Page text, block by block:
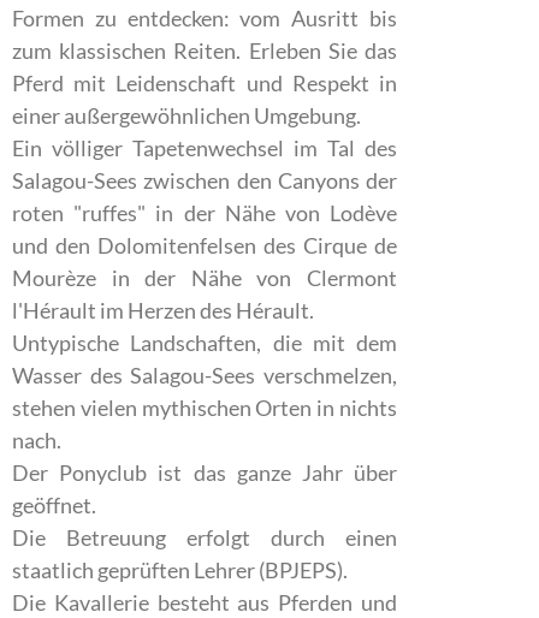
Formen zu entdecken: vom Ausritt bis
zum klassischen Reiten. Erleben Sie das
Pferd mit Leidenschaft und Respekt in
einer außergewöhnlichen Umgebung.
Ein völliger Tapetenwechsel im Tal des
Salagou-Sees zwischen den Canyons der
roten "ruffes" in der Nähe von Lodève
und den Dolomitenfelsen des Cirque de
Mourèze in der Nähe von Clermont
l'Hérault im Herzen des Hérault.
Untypische Landschaften, die mit dem
Wasser des Salagou-Sees verschmelzen,
stehen vielen mythischen Orten in nichts
nach.
Der Ponyclub ist das ganze Jahr über
geöffnet.
Die Betreuung erfolgt durch einen
staatlich geprüften Lehrer (BPJEPS).
Die Kavallerie besteht aus Pferden und